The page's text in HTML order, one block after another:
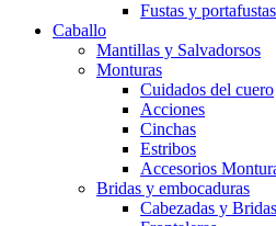
Fustas y portafustas
Caballo
Mantillas y Salvadorsos
Monturas
Cuidados del cuero
Acciones
Cinchas
Estribos
Accesorios
Bridas y embocaduras
Cabezadas y Bridas